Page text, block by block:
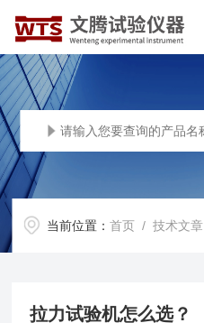
当前位置：首页 /技术文章
拉力试验机怎么选？